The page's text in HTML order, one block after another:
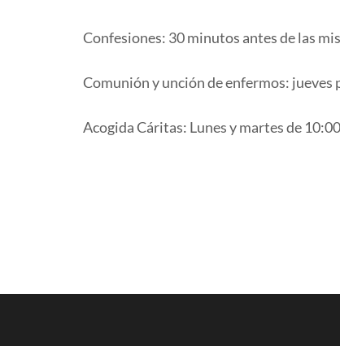
Confesiones: 30 minutos antes de las
Comunión y unción de enfermos: jueves
Acogida Cáritas: Lunes y martes de